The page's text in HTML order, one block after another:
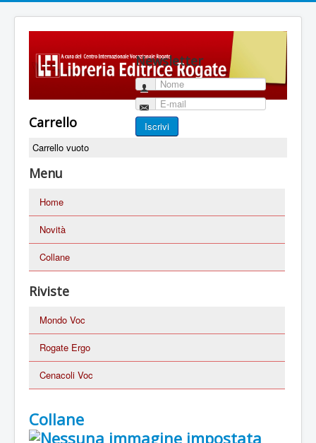
Newsletter
Nome
E-mail
Iscrivi
Carrello
Carrello vuoto
Menu
Home
Novità
Collane
Riviste
Mondo Voc
Rogate Ergo
Cenacoli Voc
Collane